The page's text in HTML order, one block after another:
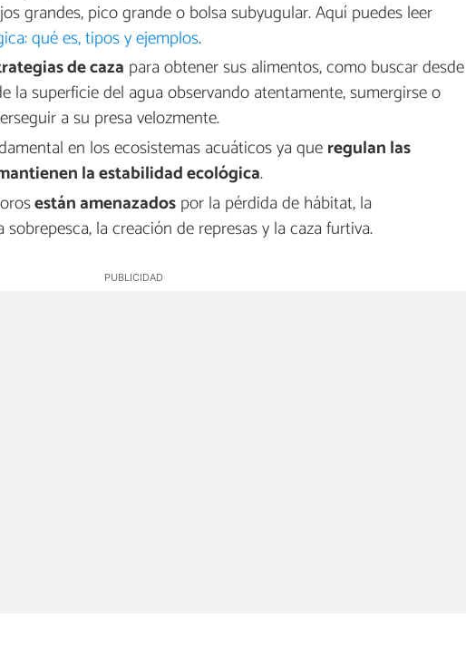
grandes, pico grande o bolsa subyugular. Aquí puedes leer
qué es, tipos y ejemplos.
de caza para obtener sus alimentos, como buscar desde
la superficie del agua observando atentamente, sumergirse o
a su presa velozmente.
en los ecosistemas acuáticos ya queregulan las
la estabilidad ecológica.
están amenazadospor la pérdida de hábitat, la
la creación de represas y la caza furtiva.